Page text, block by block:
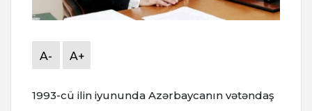
A- A+
1993-cü ilin iyununda Azərbaycanın vətəndaş